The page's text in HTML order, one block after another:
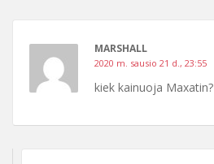
MARSHALL
2020 m. sausio 21 d., 23:55
kiek kainuoja Maxatin?